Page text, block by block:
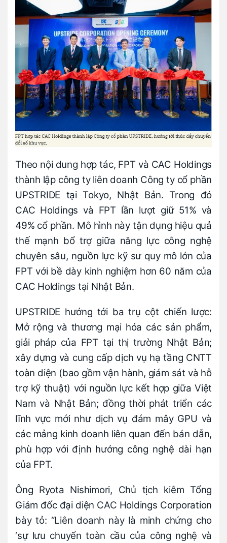
Theo nội dung hợp tác, FPT và CAC Holdings
thành lập công ty liên doanh Công ty cổ phần
UPSTRIDE tại Tokyo, Nhật Bản. Trong đó
CAC Holdings và FPT lần lượt giữ 51% và
49% cổ phần. Mô hình này tận dụng hiệu quả
thế mạnh bổ trợ giữa năng lực công nghệ
chuyên sâu, nguồn lực kỹ sư quy mô lớn của
FPT với bề dày kinh nghiệm hơn 60 năm của
CAC Holdings tại Nhật Bản.
UPSTRIDE hướng tới ba trụ cột chiến lược:
Mở rộng và thương mại hóa các sản phẩm,
giải pháp của FPT tại thị trường Nhật Bản;
xây dựng và cung cấp dịch vụ hạ tầng CNTT
toàn diện (bao gồm vận hành, giám sát và hỗ
trợ kỹ thuật) với nguồn lực kết hợp giữa Việt
Nam và Nhật Bản; đồng thời phát triển các
lĩnh vực mới như dịch vụ đám mây GPU và
các mảng kinh doanh liên quan đến bán dẫn,
phù hợp với định hướng công nghệ dài hạn
của FPT.
Ông Ryota Nishimori, Chủ tịch kiêm Tổng
Giám đốc đại diện CAC Holdings Corporation
bày tỏ: “Liên doanh này là minh chứng cho
‘sự lưu chuyển toàn cầu của công nghệ và